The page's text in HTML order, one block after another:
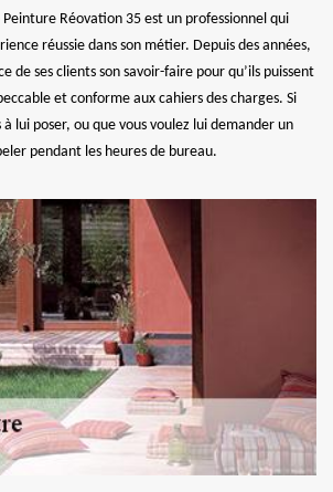
Peinture Réovation 35 est un professionnel qui
réussie dans son métier. Depuis des années,
de ses clients son savoir-faire pour qu’ils puissent
et conforme aux cahiers des charges. Si
à lui poser, ou que vous voulez lui demander un
pendant les heures de bureau.